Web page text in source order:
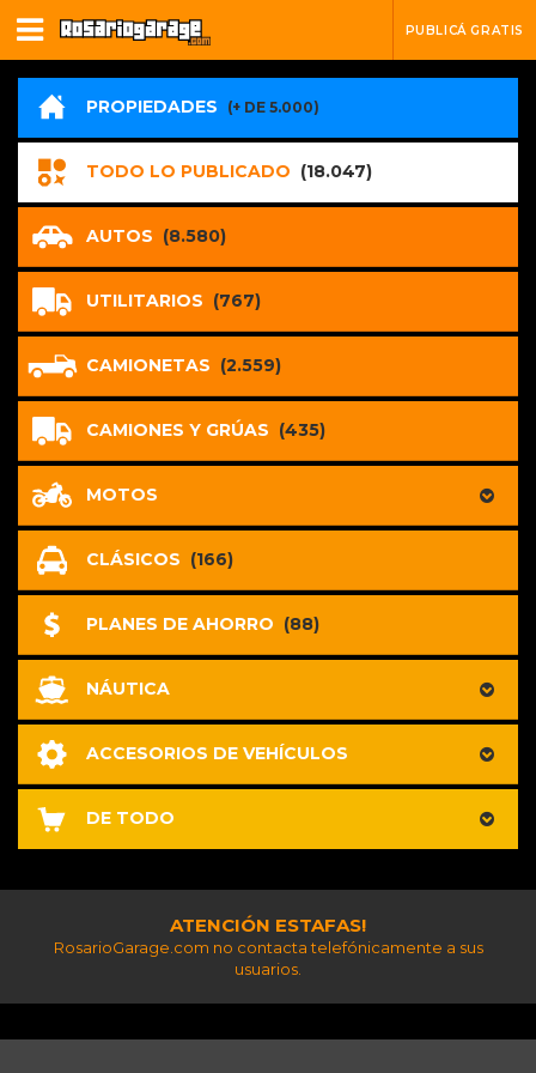
PUBLICÁ GRATIS
PROPIEDADES (+ DE 5.000)
TODO LO PUBLICADO (18.047)
AUTOS (8.580)
UTILITARIOS (767)
CAMIONETAS (2.559)
CAMIONES Y GRÚAS (435)
MOTOS
CLÁSICOS (166)
PLANES DE AHORRO (88)
NÁUTICA
ACCESORIOS DE VEHÍCULOS
DE TODO
ATENCIÓN ESTAFAS!
RosarioGarage.com no contacta telefónicamente a sus
usuarios.